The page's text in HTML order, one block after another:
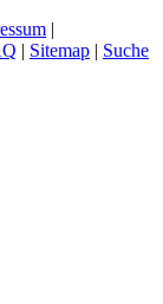
|
| Sitemap | Suche